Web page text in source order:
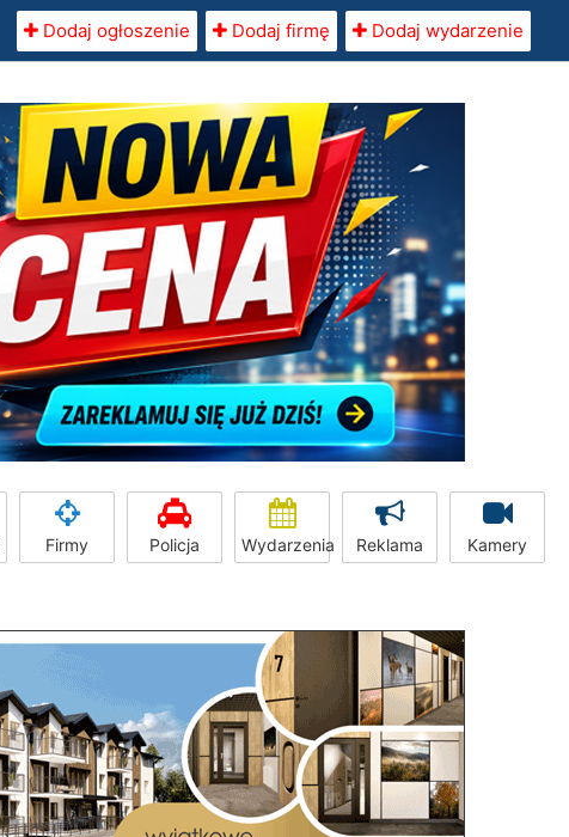
Dodaj ogłoszenie Dodaj firmę Dodaj wydarzenie
Firmy Policja Wydarzenia Reklama Kamery